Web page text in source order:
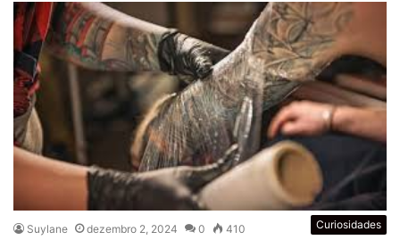
Curiosidades
Suylane dezembro 2, 2024 0 410